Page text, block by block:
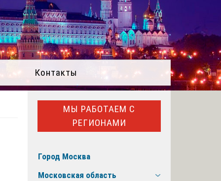
Контакты
МЫ РАБОТАЕМ С
РЕГИОНАМИ
Город Москва
Московская область